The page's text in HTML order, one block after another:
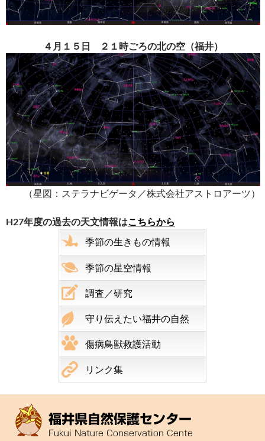
４月１５日 ２１時ごろの北の空（福井）
（星図：ステラナビゲータ／株式会社アストロアーツ）
H27年度の過去の天文情報はこちらから
季節の生きもの情報
季節の星空情報
調査／研究
守り伝えたい福井の自然
傷病鳥獣救護活動
リンク集